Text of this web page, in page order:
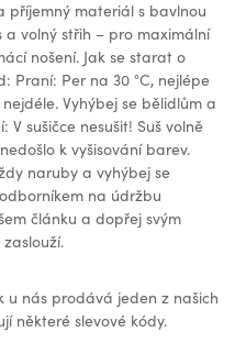
příjemný materiál s bavlnou
a volný střih – pro maximální
nošení. Jak se starat o
Praní: Per na 30 °C, nejlépe
Vyhýbej se bělidlům a
V sušičce nesušit! Suš volně
k vyšisování barev.
naruby a vyhýbej se
na údržbu
článku a dopřej svým
u nás prodává jeden z našich
některé slevové kódy.